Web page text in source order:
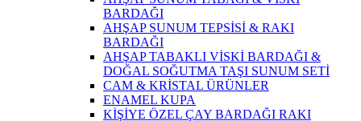
BARDAĞI
AHŞAP SUNUM TEPSİSİ & RAKI
BARDAĞI
AHŞAP TABAKLI VİSKİ BARDAĞI &
DOĞAL SOĞUTMA TAŞI SUNUM SETİ
CAM & KRİSTAL ÜRÜNLER
ENAMEL KUPA
KİŞİYE ÖZEL ÇAY BARDAĞI RAKI